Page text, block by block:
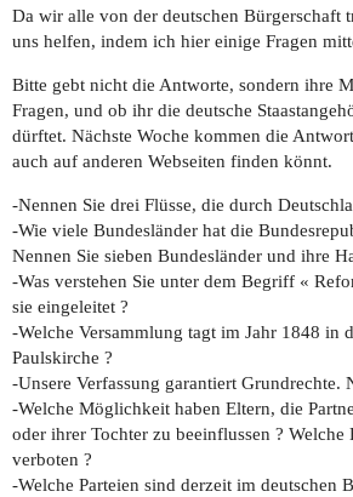
Da wir alle von der deutschen Bürgerschaft
uns helfen, indem ich hier einige Fragen
Bitte gebt nicht die Antworte, sondern ihre
Fragen, und ob ihr die deutsche
dürftet. Nächste Woche kommen die
auch auf anderen Webseiten finden könnt.
-Nennen Sie drei Flüsse, die durch
-Wie viele Bundesländer hat die
Nennen Sie sieben Bundesländer und ihre
-Was verstehen Sie unter dem Begriff «
sie eingeleitet ?
-Welche Versammlung tagt im Jahr 1848 in
Paulskirche ?
-Unsere Verfassung garantiert Grundrechte.
-Welche Möglichkeit haben Eltern, die
oder ihrer Tochter zu beeinflussen ? Welche
verboten ?
-Welche Parteien sind derzeit im deutschen